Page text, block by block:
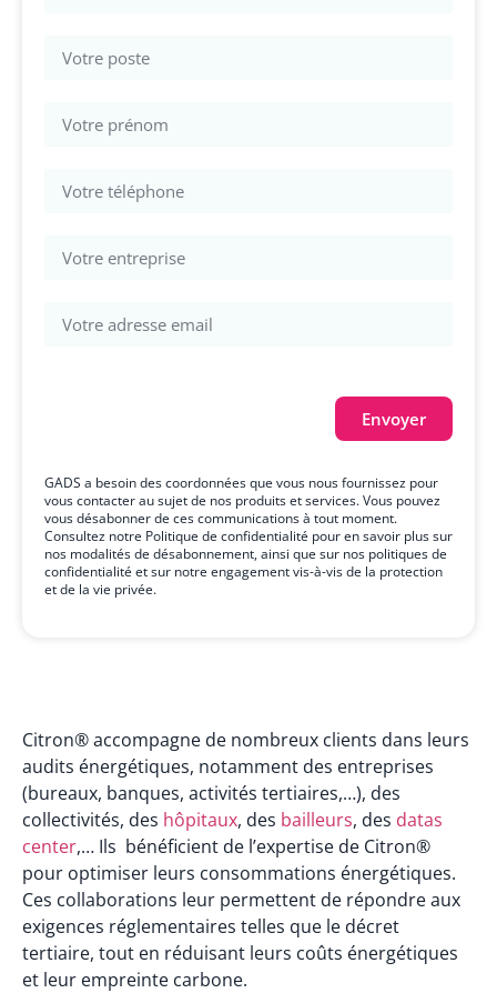
Envoyer
GADS a besoin des coordonnées que vous nous fournissez pour
vous contacter ausujet de nos produits et services. Vous pouvez
vous désabonner de cescommunications à tout moment.
Consultez notre Politique de confidentialité pouren savoir plus sur
nos modalités de désabonnement, ainsi que sur nos politiques de
confidentialité et sur notre engagement vis-à-vis de la protection
et de la vie privée.
Citron® accompagne de nombreux clients dans leurs
audits énergétiques, notamment des entreprises
(bureaux, banques, activités tertiaires,…), des
collectivités, des hôpitaux, des bailleurs, des datas
center,… Ils bénéficient de l’expertise de Citron®
pour optimiser leurs consommations énergétiques.
Ces collaborations leur permettent de répondre aux
exigences réglementaires telles que le décret
tertiaire, tout en réduisant leurs coûts énergétiques
et leur empreinte carbone.